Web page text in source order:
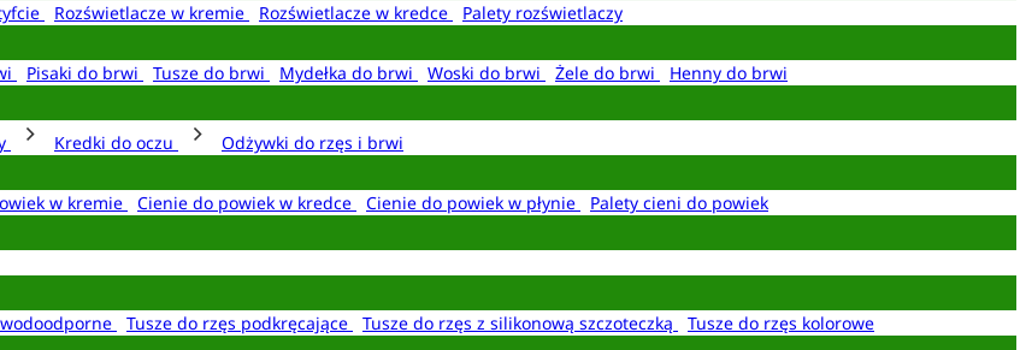
Rozświetlacze w kremie Rozświetlacze w kredce
Palety rozświetlaczy
Pisaki do brwi Tusze do brwi Mydełka do brwi Woski do brwi Żele do brwi
Henny do brwi
Kredki do oczu
Odżywki do rzęs i brwi
w kremie Cienie do powiek w kredce Cienie do powiek w płynie
Palety cieni do powiek
Tusze do rzęs podkręcające Tusze do rzęs z silikonową szczoteczką
Tusze do rzęs kolorowe